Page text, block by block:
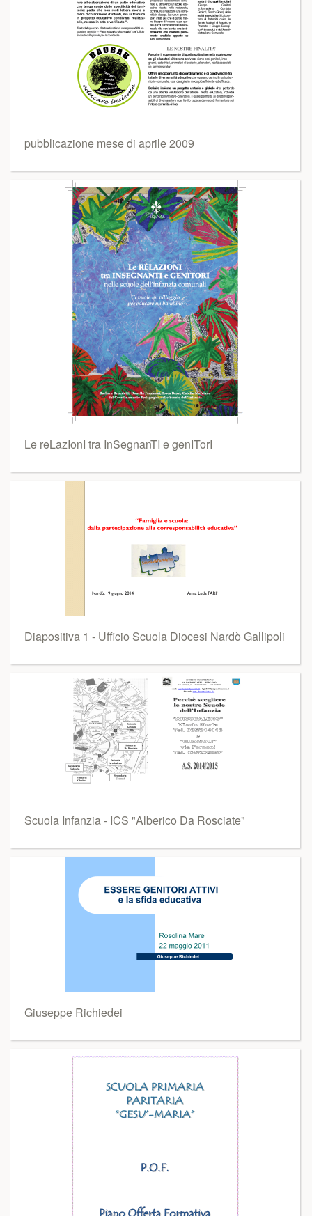
pubblicazione mese di aprile 2009
Le reLazIonI tra InSegnanTI e genITorI
Diapositiva 1 - Ufficio Scuola Diocesi Nardò Gallipoli
Scuola Infanzia - ICS "Alberico Da Rosciate"
Giuseppe Richiedei